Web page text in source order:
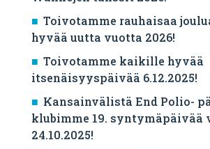
Toivotamme rauhaisaa
hyvää uutta vuotta 2026!
Toivotamme kaikille hyvää
itsenäisyyspäivää 6.12.2025!
Kansainvälistä End Polio-
klubimme 19. syntymäpäivää
24.10.2025!